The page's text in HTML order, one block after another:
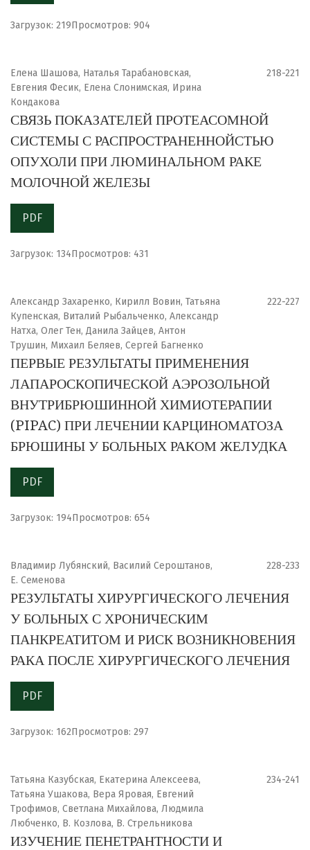
Загрузок: 219Просмотров: 904
Елена Шашова, Наталья Тарабановская,
Евгения Фесик, Елена Слонимская, Ирина
Кондакова
218-221
СВЯЗЬ ПОКАЗАТЕЛЕЙ ПРОТЕАСОМНОЙ
СИСТЕМЫ С РАСПРОСТРАНЕННОЙСТЬЮ
ОПУХОЛИ ПРИ ЛЮМИНАЛЬНОМ РАКЕ
МОЛОЧНОЙ ЖЕЛЕЗЫ
PDF
Загрузок: 134Просмотров: 431
Александр Захаренко, Кирилл Вовин, Татьяна
Купенская, Виталий Рыбальченко, Александр
Натха, Олег Тен, Данила Зайцев, Антон
Трушин, Михаил Беляев, Сергей Багненко
222-227
ПЕРВЫЕ РЕЗУЛЬТАТЫ ПРИМЕНЕНИЯ
ЛАПАРОСКОПИЧЕСКОЙ АЭРОЗОЛЬНОЙ
ВНУТРИБРЮШИННОЙ ХИМИОТЕРАПИИ
(PIPAC) ПРИ ЛЕЧЕНИИ КАРЦИНОМАТОЗА
БРЮШИНЫ У БОЛЬНЫХ РАКОМ ЖЕЛУДКА
PDF
Загрузок: 194Просмотров: 654
Владимир Лубянский, Василий Сероштанов,
Е. Семенова
228-233
РЕЗУЛЬТАТЫ ХИРУРГИЧЕСКОГО ЛЕЧЕНИЯ
У БОЛЬНЫХ С ХРОНИЧЕСКИМ
ПАНКРЕАТИТОМ И РИСК ВОЗНИКНОВЕНИЯ
РАКА ПОСЛЕ ХИРУРГИЧЕСКОГО ЛЕЧЕНИЯ
PDF
Загрузок: 162Просмотров: 297
Татьяна Казубская, Екатерина Алексеева,
Татьяна Ушакова, Вера Яровая, Евгений
Трофимов, Светлана Михайлова, Людмила
Любченко, В. Козлова, В. Стрельникова
234-241
ИЗУЧЕНИЕ ПЕНЕТРАНТНОСТИ И